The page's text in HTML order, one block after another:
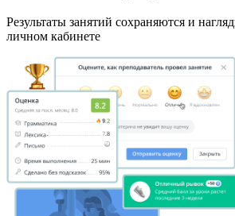
Результаты занятий сохраняются и
личном кабинете